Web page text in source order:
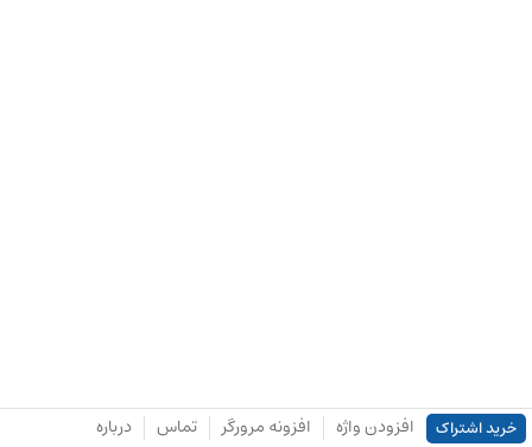
خرید اشتراک افزودن واژه افزونه مرورگر تماس درباره